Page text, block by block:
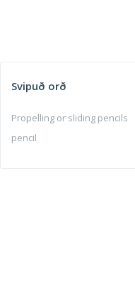
Svipuð orð
Propelling or sliding pencils
pencil